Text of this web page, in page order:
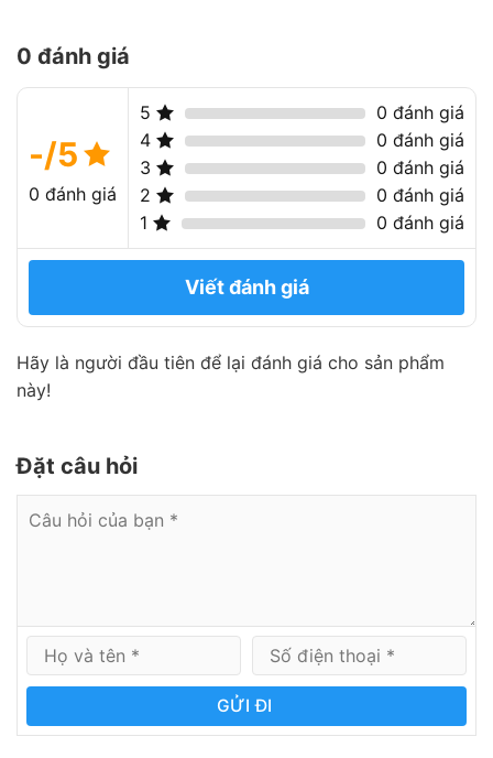
0 đánh giá
-/5
0 đánh giá
5
0 đánh giá
4
0 đánh giá
3
0 đánh giá
2
0 đánh giá
1
0 đánh giá
Viết đánh giá
Hãy là người đầu tiên để lại đánh giá cho sản phẩm
này!
Đặt câu hỏi
GỬI ĐI